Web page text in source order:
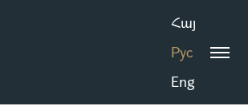
Հայ
Рус
Eng